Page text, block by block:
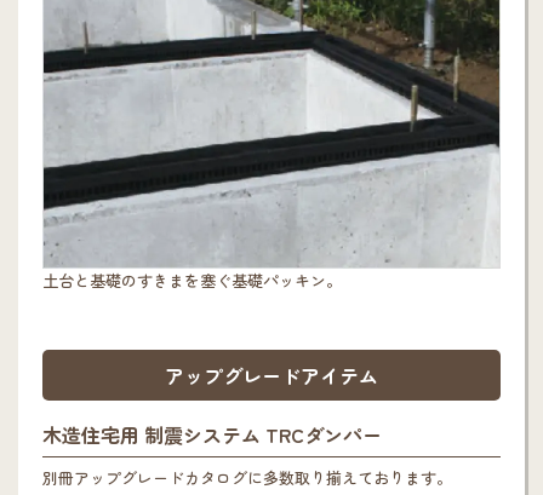
土台と基礎のすきまを塞ぐ基礎パッキン。
アップグレードアイテム
木造住宅用 制震システム TRCダンパー
別冊アップグレードカタログに多数取り揃えております。